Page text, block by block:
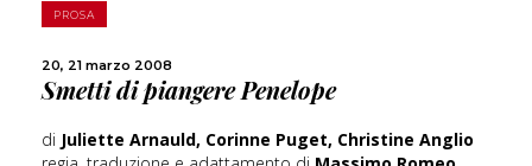
PROSA
20, 21 marzo 2008
Smetti di piangere Penelope
di Juliette Arnauld, Corinne Puget, Christine Anglio